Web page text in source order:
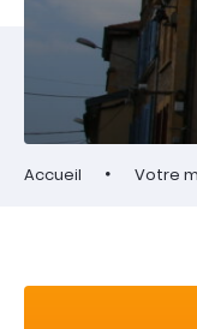
Accueil Votre